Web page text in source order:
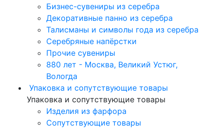
Бизнес-сувениры из серебра
Декоративные панно из серебра
Талисманы и символы года из серебра
Серебряные напёрстки
Прочие сувениры
880 лет - Москва, Великий Устюг,
Вологда
Упаковка и сопутствующие товары
Упаковка и сопутствующие товары
Изделия из фарфора
Сопутствующие товары